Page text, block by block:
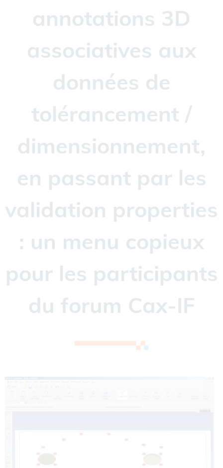
annotations 3D
associatives aux
données de
tolérancement /
dimensionnement,
en passant par les
validation properties
: un menu copieux
pour les participants
du forum Cax-IF